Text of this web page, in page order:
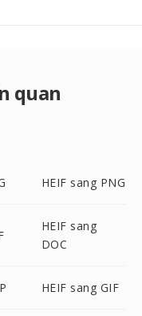
quan
HEIF sang PNG
HEIF sang
DOC
HEIF sang GIF